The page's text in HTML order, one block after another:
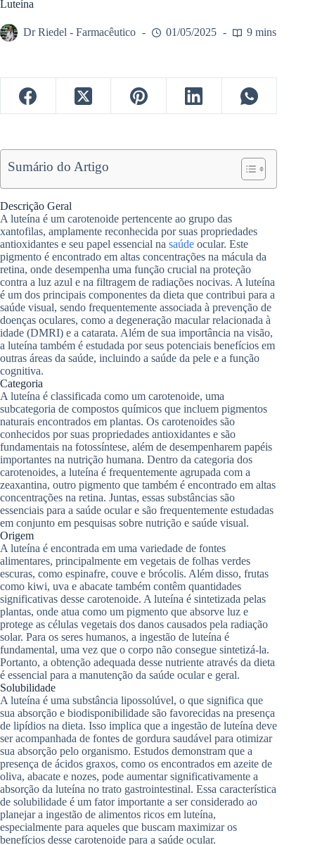
Luteína
Dr Riedel - Farmacêutico 01/05/2025 9 mins
Sumário do Artigo
Descrição Geral
A luteína é um carotenoide pertencente ao grupo das
xantofilas, amplamente reconhecida por suas propriedades
antioxidantes e seu papel essencial na saúde ocular. Este
pigmento é encontrado em altas concentrações na mácula da
retina, onde desempenha uma função crucial na proteção
contra a luz azul e na filtragem de radiações nocivas. A luteína
é um dos principais componentes da dieta que contribui para a
saúde visual, sendo frequentemente associada à prevenção de
doenças oculares, como a degeneração macular relacionada à
idade (DMRI) e a catarata. Além de sua importância na visão,
a luteína também é estudada por seus potenciais benefícios em
outras áreas da saúde, incluindo a saúde da pele e a função
cognitiva.
Categoria
A luteína é classificada como um carotenoide, uma
subcategoria de compostos químicos que incluem pigmentos
naturais encontrados em plantas. Os carotenoides são
conhecidos por suas propriedades antioxidantes e são
fundamentais na fotossíntese, além de desempenharem papéis
importantes na nutrição humana. Dentro da categoria dos
carotenoides, a luteína é frequentemente agrupada com a
zeaxantina, outro pigmento que também é encontrado em altas
concentrações na retina. Juntas, essas substâncias são
essenciais para a saúde ocular e são frequentemente estudadas
em conjunto em pesquisas sobre nutrição e saúde visual.
Origem
A luteína é encontrada em uma variedade de fontes
alimentares, principalmente em vegetais de folhas verdes
escuras, como espinafre, couve e brócolis. Além disso, frutas
como kiwi, uva e abacate também contêm quantidades
significativas desse carotenoide. A luteína é sintetizada pelas
plantas, onde atua como um pigmento que absorve luz e
protege as células vegetais dos danos causados pela radiação
solar. Para os seres humanos, a ingestão de luteína é
fundamental, uma vez que o corpo não consegue sintetizá-la.
Portanto, a obtenção adequada desse nutriente através da dieta
é essencial para a manutenção da saúde ocular e geral.
Solubilidade
A luteína é uma substância lipossolúvel, o que significa que
sua absorção e biodisponibilidade são favorecidas na presença
de lipídios na dieta. Isso implica que a ingestão de luteína deve
ser acompanhada de fontes de gordura saudável para otimizar
sua absorção pelo organismo. Estudos demonstram que a
presença de ácidos graxos, como os encontrados em azeite de
oliva, abacate e nozes, pode aumentar significativamente a
absorção da luteína no trato gastrointestinal. Essa característica
de solubilidade é um fator importante a ser considerado ao
planejar a ingestão de alimentos ricos em luteína,
especialmente para aqueles que buscam maximizar os
benefícios desse carotenoide para a saúde ocular.